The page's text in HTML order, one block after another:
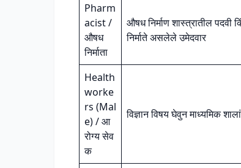
Pharm
acist /
औषध
निर्माता
औषध निर्माण शास्त्रातील
निर्माते असलेले उमेदवार
Health
worke
rs (Mal
e) / आ
रोग्य सेव
क
विज्ञान विषय घेवुन माध्यमिक